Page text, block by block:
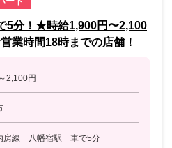
5分！★時給1,900円〜2,100
業時間18時までの店舗！
2,100円
房線 八幡宿駅 車で5分